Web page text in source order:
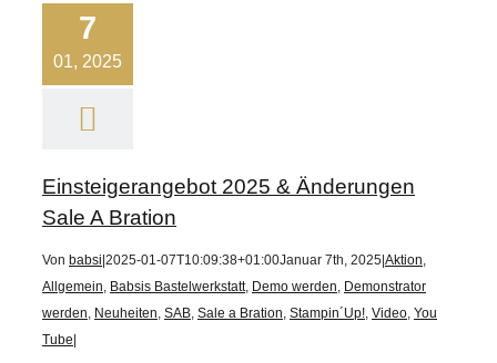
7
01, 2025
Einsteigerangebot 2025 & Änderungen
Sale A Bration
Von babsi 2025-01-07T10:09:38+01:00Januar 7th, 2025 Aktion,
Allgemein, Babsis Bastelwerkstatt, Demo werden, Demonstrator
werden, Neuheiten, SAB, Sale a Bration, Stampin´Up!, Video, You
Tube